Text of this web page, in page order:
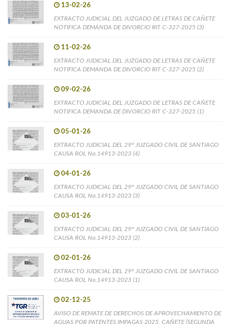
13-02-26
EXTRACTO JUDICIAL DEL JUZGADO DE LETRAS DE CAÑETE
NOTIFICA DEMANDA DE DIVORCIO RIT C-327-2025 (3)
11-02-26
EXTRACTO JUDICIAL DEL JUZGADO DE LETRAS DE CAÑETE
NOTIFICA DEMANDA DE DIVORCIO RIT C-327-2025 (2)
09-02-26
EXTRACTO JUDICIAL DEL JUZGADO DE LETRAS DE CAÑETE
NOTIFICA DEMANDA DE DIVORCIO RIT C-327-2025 (1)
05-01-26
EXTRACTO JUDICIAL DEL 29° JUZGADO CIVIL DE SANTIAGO
CAUSA ROL No.14913-2023 (4)
04-01-26
EXTRACTO JUDICIAL DEL 29° JUZGADO CIVIL DE SANTIAGO
CAUSA ROL No.14913-2023 (3)
03-01-26
EXTRACTO JUDICIAL DEL 29° JUZGADO CIVIL DE SANTIAGO
CAUSA ROL No.14913-2023 (2)
02-01-26
EXTRACTO JUDICIAL DEL 29° JUZGADO CIVIL DE SANTIAGO
CAUSA ROL No.14913-2023 (1)
02-12-25
AVISO DE REMATE DE DERECHOS DE APROVECHAMIENTO DE
AGUAS POR PATENTES IMPAGAS 2025, CAÑETE [SEGUNDA